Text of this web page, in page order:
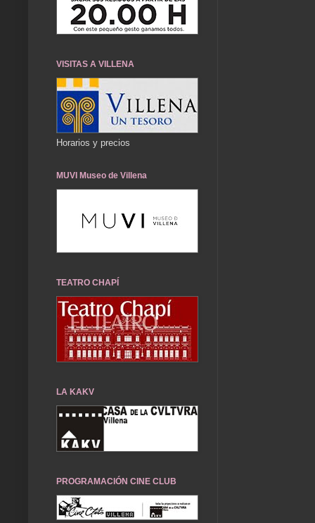
VISITAS A VILLENA
Horarios y precios
MUVI Museo de Villena
TEATRO CHAPÍ
LA KAKV
PROGRAMACIÓN CINE CLUB